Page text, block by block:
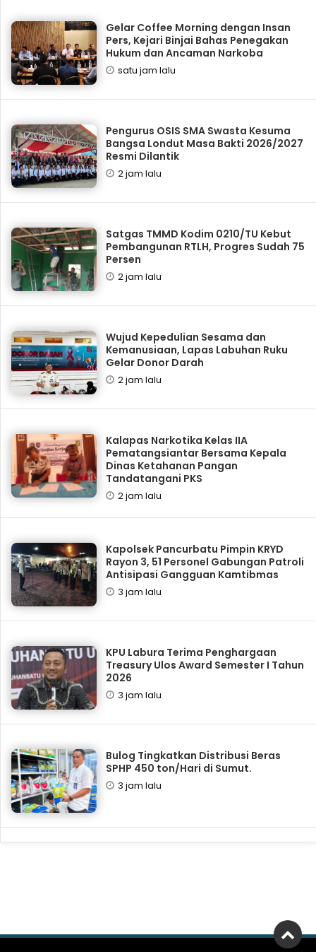
Gelar Coffee Morning dengan Insan
Pers, Kejari Binjai Bahas Penegakan
Hukum dan Ancaman Narkoba
satu jam lalu
Pengurus OSIS SMA Swasta Kesuma
Bangsa Londut Masa Bakti 2026/2027
Resmi Dilantik
2 jam lalu
Satgas TMMD Kodim 0210/TU Kebut
Pembangunan RTLH, Progres Sudah 75
Persen
2 jam lalu
Wujud Kepedulian Sesama dan
Kemanusiaan, Lapas Labuhan Ruku
Gelar Donor Darah
2 jam lalu
Kalapas Narkotika Kelas IIA
Pematangsiantar Bersama Kepala
Dinas Ketahanan Pangan
Tandatangani PKS
2 jam lalu
Kapolsek Pancurbatu Pimpin KRYD
Rayon 3, 51 Personel Gabungan Patroli
Antisipasi Gangguan Kamtibmas
3 jam lalu
KPU Labura Terima Penghargaan
Treasury Ulos Award Semester I Tahun
2026
3 jam lalu
Bulog Tingkatkan Distribusi Beras
SPHP 450 ton/Hari di Sumut.
3 jam lalu